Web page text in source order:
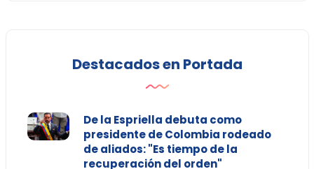
Destacados en Portada
De la Espriella debuta como
presidente de Colombia rodeado
de aliados: "Es tiempo de la
recuperación del orden"